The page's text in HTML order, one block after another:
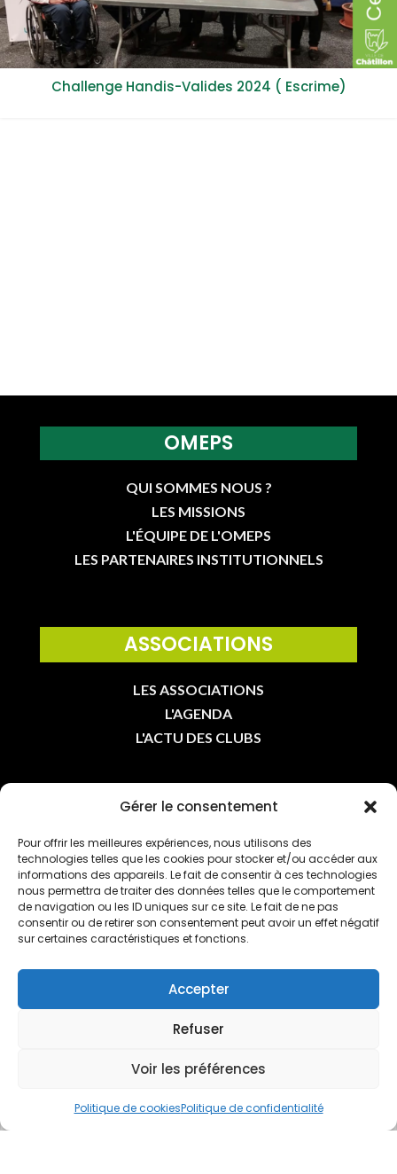
Gérer le consentement
Pour offrir les meilleures expériences, nous utilisons des
technologies telles que les cookies pour stocker et/ou accéder aux
informations des appareils. Le fait de consentir à ces technologies
nous permettra de traiter des données telles que le comportement
de navigation ou les ID uniques sur ce site. Le fait de ne pas
consentir ou de retirer son consentement peut avoir un effet négatif
sur certaines caractéristiques et fonctions.
Accepter
Refuser
Voir les préférences
Politique de cookiesPolitique de confidentialité
Challenge Handis-Valides 2024 ( Escrime)
OMEPS
QUI SOMMES NOUS ?
LES MISSIONS
L'ÉQUIPE DE L'OMEPS
LES PARTENAIRES INSTITUTIONNELS
ASSOCIATIONS
LES ASSOCIATIONS
L'AGENDA
L'ACTU DES CLUBS
LIENS UTILES
POLITIQUE DE CONFIDENTIALITÉ
POLITIQUE DE COOKIES
CONTACTEZ-NOUS
INSCRIVEZ-VOUS À LA NEWSLETTER DE L’OMEPS
CHÂTILLON EN INDIQUANT VOTRE E-MAIL